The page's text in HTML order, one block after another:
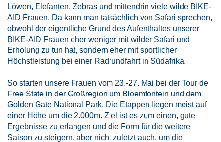
Löwen, Elefanten, Zebras und mittendrin viele wilde BIKE-
AID Frauen. Da kann man tatsächlich von Safari sprechen,
obwohl der eigentliche Grund des Aufenthaltes unserer
BIKE-AID Frauen eher weniger mit wilder Safari und
Erholung zu tun hat, sondern eher mit sportlicher
Höchstleistung bei einer Radrundfahrt in Südafrika.
So starten unsere Frauen vom 23.-27. Mai bei der Tour de
Free State in der Großregion um Bloemfontein und dem
Golden Gate National Park. Die Etappen liegen meist auf
einer Höhe um die 2.000m. Ziel ist es zum einen, gute
Ergebnisse zu erlangen und die Form für die weitere
Saison zu steigern, aber nicht zuletzt auch, um die